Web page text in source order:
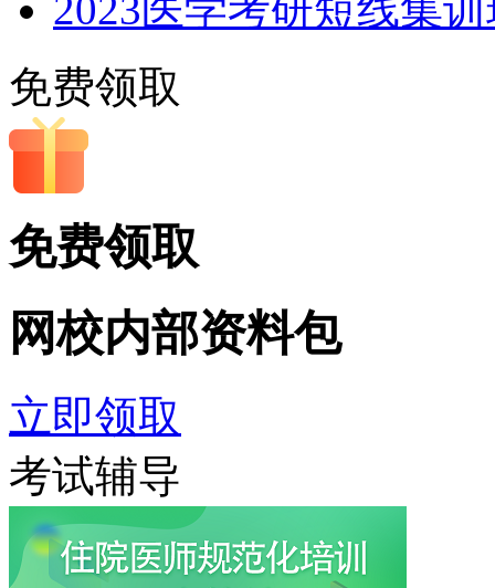
免费领取
免费领取
网校内部资料包
立即领取
考试辅导